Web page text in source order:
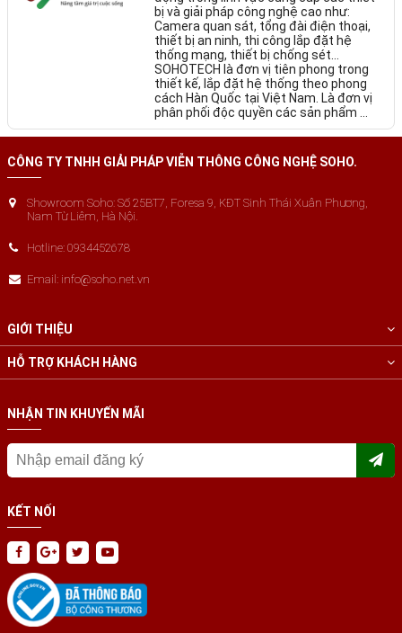
bị và giải pháp công nghệ cao như:
Camera quan sát, tổng đài điện thoại,
thiết bị an ninh, thi công lắp đặt hệ
thống mạng, thiết bị chống sét…
SOHOTECH là đơn vị tiên phong trong
thiết kế, lắp đặt hệ thống theo phong
cách Hàn Quốc tại Việt Nam. Là đơn vị
phân phối độc quyền các sản phẩm ...
CÔNG TY TNHH GIẢI PHÁP VIỄN THÔNG CÔNG NGHỆ SOHO.
Showroom Soho: Số 25BT7, Foresa 9, KĐT Sinh Thái Xuân Phương,
Nam Từ Liêm, Hà Nội.
Hotline: 0934452678
Email: info@soho.net.vn
GIỚI THIỆU
HỖ TRỢ KHÁCH HÀNG
NHẬN TIN KHUYẾN MÃI
KẾT NỐI